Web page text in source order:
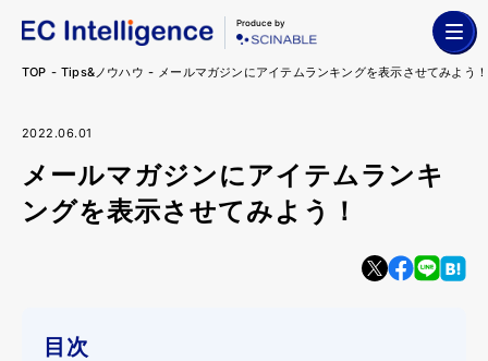
Produce by
TOP Tips&ノウハウ メールマガジンにアイテムランキングを表示させてみよう！
2022.06.01
メールマガジンにアイテムランキ
ングを表示させてみよう！
目次